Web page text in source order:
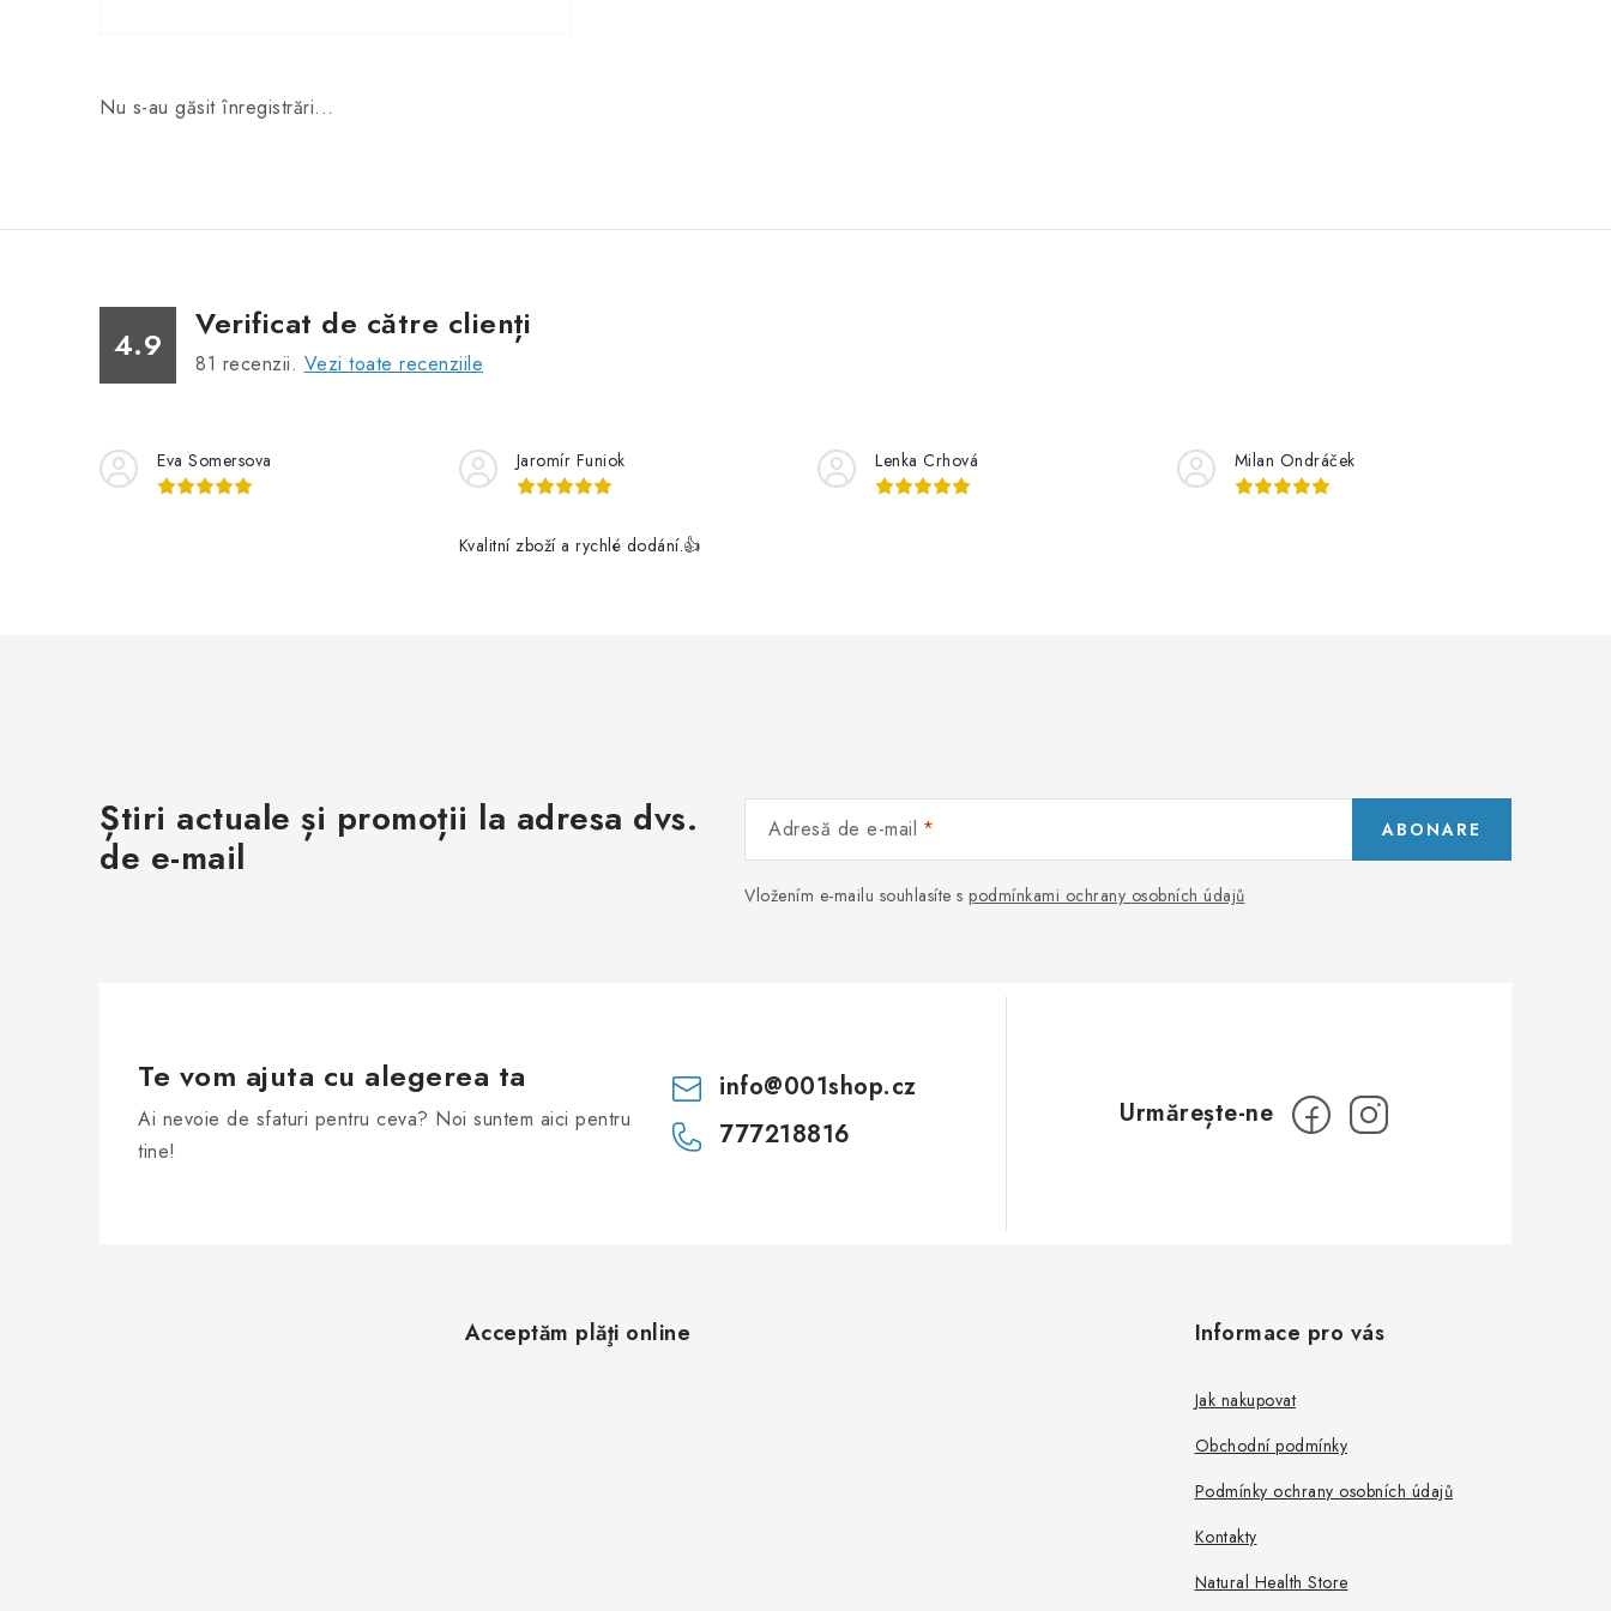
Nu s-au găsit înregistrări...
4.9
Verificat de către clienți
81 recenzii. Vezi toate recenziile
Eva Somersova Jaromír Funiok
Kvalitní zboží a rychlé dodání.👍
Lenka Crhová Milan Ondráček
Știri actuale și promoții la adresa dvs.
de e-mail
Adresă de e-mail
Vložením e-mailu souhlasíte s podmínkami ochrany osobních údajů
ABONARE
Te vom ajuta cu alegerea ta
Ai nevoie de sfaturi pentru ceva? Noi suntem aici pentru
tine!
info@001shop.cz
777218816
Acceptăm plăţi online Informace pro vás
Jak nakupovat
Obchodní podmínky
Podmínky ochrany osobních údajů
Kontakty
Natural Health Store